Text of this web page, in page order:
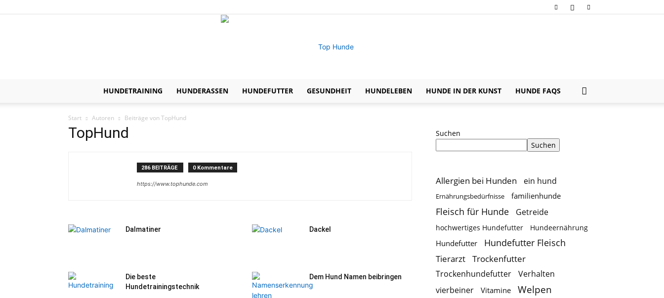
HUNDETRAINING HUNDERASSEN HUNDEFUTTER GESUNDHEIT HUNDELEBEN HUNDE IN DER KUNST HUNDE FAQS
Start Autoren Beiträge von TopHund
TopHund
286 BEITRÄGE 0 Kommentare
https://www.tophunde.com
Dalmatiner Dackel
Die beste
Hundetrainingstechnik
Dem Hund Namen beibringen
Suchen
Suchen
Allergien bei Hunden ein hund
Ernährungsbedürfnisse familienhunde
Fleisch für Hunde Getreide
hochwertiges Hundefutter Hundeernährung
Hundefutter Hundefutter Fleisch
Tierarzt Trockenfutter
Trockenhundefutter
Verhalten
vierbeiner
Vitamine Welpen